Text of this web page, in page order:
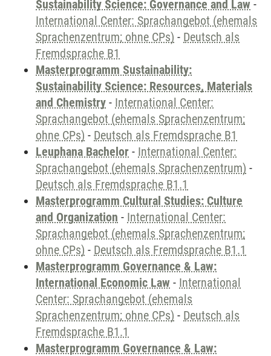
Sustainability Science: Governance and Law -
International Center: Sprachangebot (ehemals
Sprachenzentrum; ohne CPs) - Deutsch als
Fremdsprache B1
Masterprogramm Sustainability:
Sustainability Science: Resources, Materials
and Chemistry - International Center:
Sprachangebot (ehemals Sprachenzentrum;
ohne CPs) - Deutsch als Fremdsprache B1
Leuphana Bachelor - International Center:
Sprachangebot (ehemals Sprachenzentrum) -
Deutsch als Fremdsprache B1.1
Masterprogramm Cultural Studies: Culture
and Organization - International Center:
Sprachangebot (ehemals Sprachenzentrum;
ohne CPs) - Deutsch als Fremdsprache B1.1
Masterprogramm Governance & Law:
International Economic Law - International
Center: Sprachangebot (ehemals
Sprachenzentrum; ohne CPs) - Deutsch als
Fremdsprache B1.1
Masterprogramm Governance & Law: